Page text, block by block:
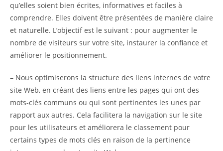
qu’elles soient bien écrites, informatives et faciles à
comprendre. Elles doivent être présentées de manière claire
et naturelle. L’objectif est le suivant : pour augmenter le
nombre de visiteurs sur votre site, instaurer la confiance et
améliorer le positionnement.
– Nous optimiserons la structure des liens internes de votre
site Web, en créant des liens entre les pages qui ont des
mots-clés communs ou qui sont pertinentes les unes par
rapport aux autres. Cela facilitera la navigation sur le site
pour les utilisateurs et améliorera le classement pour
certains types de mots clés en raison de la pertinence